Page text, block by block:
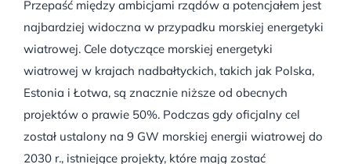
Przepaść między ambicjami rządów a potencjałem jest
najbardziej widoczna w przypadku morskiej energetyki
wiatrowej. Cele dotyczące morskiej energetyki
wiatrowej w krajach nadbałtyckich, takich jak Polska,
Estonia i Łotwa, są znacznie niższe od obecnych
projektów o prawie 50%. Podczas gdy oficjalny cel
został ustalony na 9 GW morskiej energii wiatrowej do
2030 r., istniejące projekty, które mają zostać